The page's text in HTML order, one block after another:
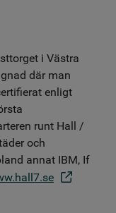
i Västra
där man
enligt
runt Hall /
och
annat IBM, If